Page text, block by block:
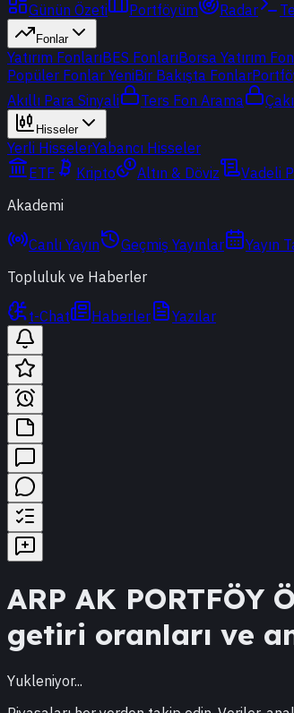
Günün Özeti Portföyüm Radar
Fonlar
Yatırım FonlarıBES FonlarıBorsa Yatırım
Popüler Fonlar YeniBir Bakışta Fonlar
Akıllı Para Sinyali
Ters Fon Arama
Hisseler
Yerli HisselerYabancı Hisseler
ETF
Kripto Altın & Döviz Vadeli
Akademi
Canlı Yayın Geçmiş Yayınlar
Yayın
Topluluk ve Haberler
t-Chat Haberler Yazılar
ARP AK PORTFÖY
getiri oranları ve
Yukleniyor...